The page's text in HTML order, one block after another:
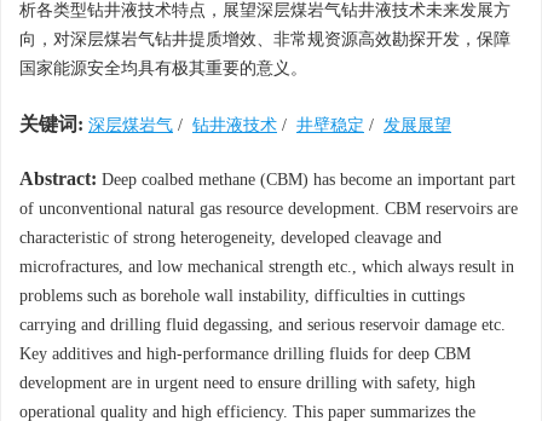
析各类型钻井液技术特点，展望深层煤岩气钻井液技术未来发展方
向，对深层煤岩气钻井提质增效、非常规资源高效勘探开发，保障
国家能源安全均具有极其重要的意义。
关键词: 深层煤岩气 / 钻井液技术 / 井壁稳定 / 发展展望
Abstract: Deep coalbed methane (CBM) has become an important part
of unconventional natural gas resource development. CBM reservoirs are
characteristic of strong heterogeneity, developed cleavage and
microfractures, and low mechanical strength etc., which always result in
problems such as borehole wall instability, difficulties in cuttings
carrying and drilling fluid degassing, and serious reservoir damage etc.
Key additives and high-performance drilling fluids for deep CBM
development are in urgent need to ensure drilling with safety, high
operational quality and high efficiency. This paper summarizes the